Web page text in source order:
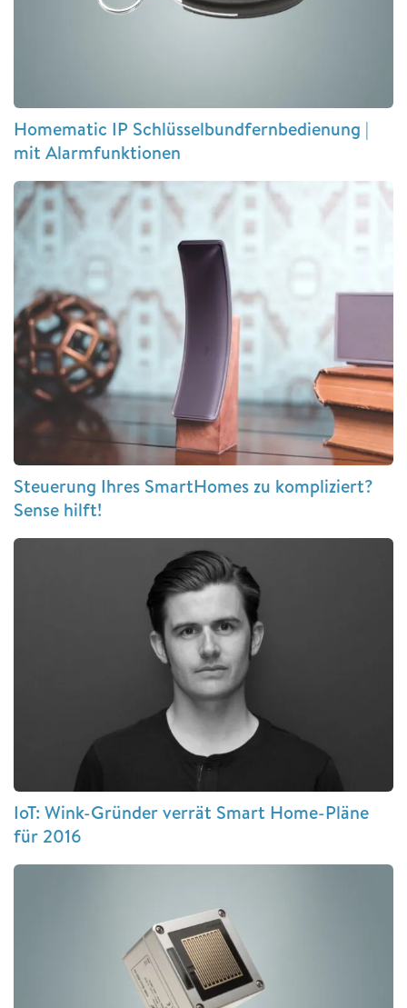
Homematic IP Schlüsselbundfernbedienung |
mit Alarmfunktionen
Steuerung Ihres SmartHomes zu kompliziert?
Sense hilft!
IoT: Wink-Gründer verrät Smart Home-Pläne
für 2016